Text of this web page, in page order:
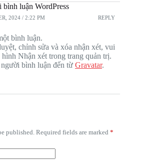
luận WordPress
2024 / 2:22 PM REPLY
bình luận.
chỉnh sửa và xóa nhận xét, vui
Nhận xét trong trang quản trị.
bình luận đến từ Gravatar.
published. Required fields are marked *